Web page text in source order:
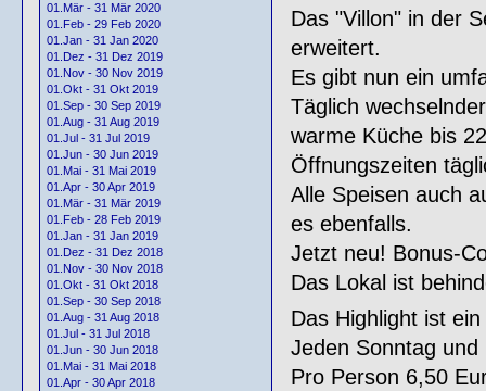
01.Mär - 31 Mär 2020
01.Feb - 29 Feb 2020
01.Jan - 31 Jan 2020
01.Dez - 31 Dez 2019
01.Nov - 30 Nov 2019
01.Okt - 31 Okt 2019
01.Sep - 30 Sep 2019
01.Aug - 31 Aug 2019
01.Jul - 31 Jul 2019
01.Jun - 30 Jun 2019
01.Mai - 31 Mai 2019
01.Apr - 30 Apr 2019
01.Mär - 31 Mär 2019
01.Feb - 28 Feb 2019
01.Jan - 31 Jan 2019
01.Dez - 31 Dez 2018
01.Nov - 30 Nov 2018
01.Okt - 31 Okt 2018
01.Sep - 30 Sep 2018
01.Aug - 31 Aug 2018
01.Jul - 31 Jul 2018
01.Jun - 30 Jun 2018
01.Mai - 31 Mai 2018
01.Apr - 30 Apr 2018
Das "Villon" in der
erweitert.
Es gibt nun ein
Täglich
warme Küche bis
Öffnungszeiten
Alle Speisen auch
es ebenfalls.
Jetzt neu! Bonus-
Das Lokal ist
Das Highlight ist
Jeden Sonntag
Pro Person 6,50